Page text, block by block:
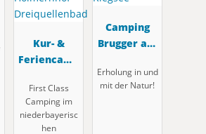
Kur- &
Feriencamp
Holmernhof
Dreiquellen
bad
First Class
Camping im
niederbayerisc
hen
Camping
Brugger am
Erholung in und
mit der Natur!